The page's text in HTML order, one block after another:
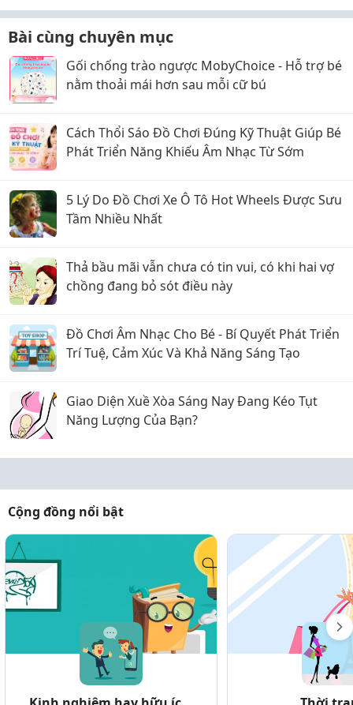
Bài cùng chuyên mục
Gối chống trào ngược MobyChoice - Hỗ trợ bé
nằm thoải mái hơn sau mỗi cữ bú
Cách Thổi Sáo Đồ Chơi Đúng Kỹ Thuật Giúp Bé
Phát Triển Năng Khiếu Âm Nhạc Từ Sớm
5 Lý Do Đồ Chơi Xe Ô Tô Hot Wheels Được Sưu
Tầm Nhiều Nhất
Thả bầu mãi vẫn chưa có tin vui, có khi hai vợ
chồng đang bỏ sót điều này
Đồ Chơi Âm Nhạc Cho Bé - Bí Quyết Phát Triển
Trí Tuệ, Cảm Xúc Và Khả Năng Sáng Tạo
Giao Diện Xuề Xòa Sáng Nay Đang Kéo Tụt
Năng Lượng Của Bạn?
Cộng đồng nổi bật